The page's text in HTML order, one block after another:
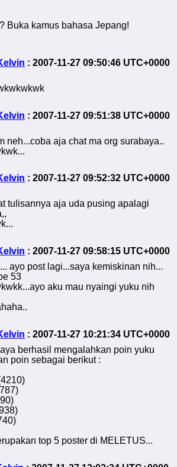
Buka kamus bahasa Jepang!
: 2007-11-27 09:50:46 UTC+0000
: 2007-11-27 09:51:38 UTC+0000
neh...coba aja chat ma org surabaya..
: 2007-11-27 09:52:32 UTC+0000
tulisannya aja uda pusing apalagi
: 2007-11-27 09:58:15 UTC+0000
ayo post lagi...saya kemiskinan nih...
53
aku mau nyaingi yuku nih
: 2007-11-27 10:21:34 UTC+0000
berhasil mengalahkan poin yuku
poin sebagai berikut :
top 5 poster di MELETUS...